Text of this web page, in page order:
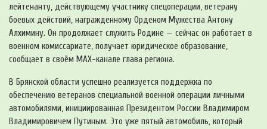
лейтенанту, действующему участнику спецоперации, ветерану
боевых действий, награжденному Орденом Мужества Антону
Алхимину. Он продолжает служить Родине — сейчас он работает в
военном комиссариате, получает юридическое образование,
сообщает в своём MAX-канале глава региона.
В Брянской области успешно реализуется поддержка по
обеспечению ветеранов специальной военной операции личными
автомобилями, инициированная Президентом России Владимиром
Владимировичем Путиным. Это уже пятый автомобиль, который